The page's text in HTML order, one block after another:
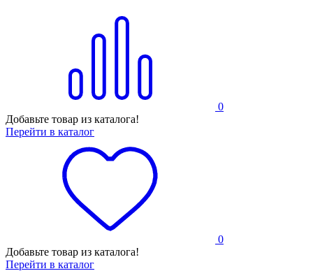
0
Добавьте товар из каталога!
Перейти в каталог
0
Добавьте товар из каталога!
Перейти в каталог